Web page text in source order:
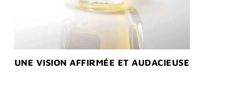
UNE VISION AFFIRMÉE ET AUDACIEUSE​